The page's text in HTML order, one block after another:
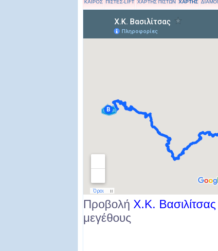
ΚΑΙΡΟΣ ΠΙΣΤΕΣ-LIFT ΧΑΡΤΗΣ ΠΙΣΤΩΝ ΧΑΡΤΗΣ
Προβολή Χ.Κ. Βασιλίτσας
μεγέθους